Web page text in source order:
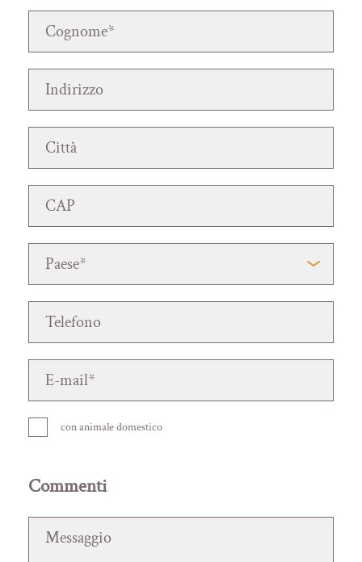
con animale domestico
Commenti